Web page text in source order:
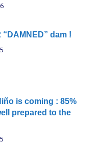
dam !
is coming : 85%
prepared to the